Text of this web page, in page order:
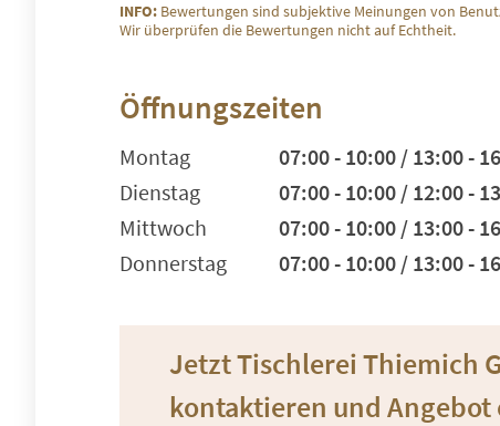
INFO: Bewertungen sind subjektive Meinungen von
Wir überprüfen die Bewertungen nicht auf Echtheit.
Öffnungszeiten
Montag
07:00 - 10:00 / 13:00 -
Dienstag
07:00 - 10:00 / 12:00 -
Mittwoch
07:00 - 10:00 / 13:00 -
Donnerstag
07:00 - 10:00 / 13:00 -
Jetzt Tischlerei Thiemich
kontaktieren und Angebot